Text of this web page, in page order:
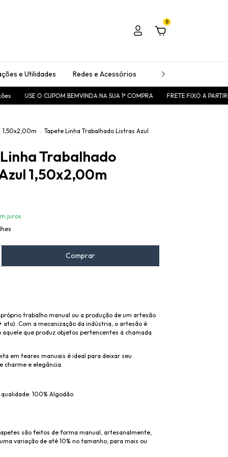
0
e Utilidades Redes e Acessórios Passadeiras
O CUPOM BEMVINDA NA SUA 1ª COMPRA FRETE FIXO A PARTIR DE
1,50x2,00m . Tapete Linha Trabalhado Listras Azul
Trabalhado
1,50x2,00m
juros
trabalho manual ou a produção de um artesão
ato). Com a mecanização da indústria, o artesão é
que produz objetos pertencentes à chamada
em teares manuais é ideal para deixar seu
charme e elegância.
100% Algodão
são feitos de forma manual, artesanalmente,
variação de até 10% no tamanho, para mais ou